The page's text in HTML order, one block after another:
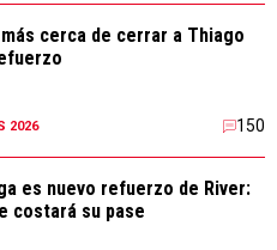
cerca de cerrar a Thiago
2026 150
es nuevo refuerzo de River:
costará su pase